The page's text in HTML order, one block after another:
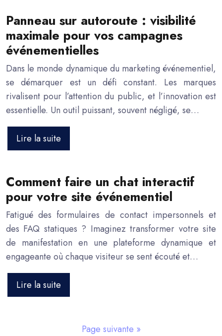
Panneau sur autoroute : visibilité
maximale pour vos campagnes
événementielles
Dans le monde dynamique du marketing événementiel,
se démarquer est un défi constant. Les marques
rivalisent pour l’attention du public, et l’innovation est
essentielle. Un outil puissant, souvent négligé, se…
Lire la suite
Comment faire un chat interactif
pour votre site événementiel
Fatigué des formulaires de contact impersonnels et
des FAQ statiques ? Imaginez transformer votre site
de manifestation en une plateforme dynamique et
engageante où chaque visiteur se sent écouté et…
Lire la suite
Page suivante »